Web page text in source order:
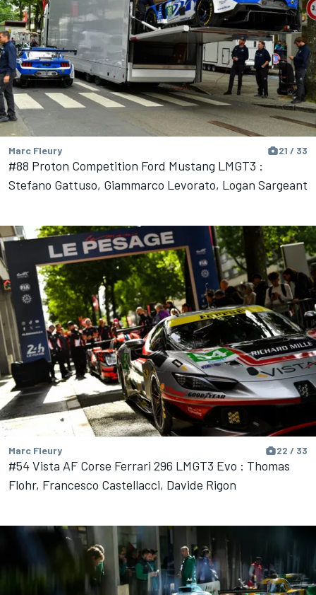
Marc Fleury 21 / 33
#88 Proton Competition Ford Mustang LMGT3 :
Stefano Gattuso, Giammarco Levorato, Logan Sargeant
Marc Fleury 22 / 33
#54 Vista AF Corse Ferrari 296 LMGT3 Evo : Thomas
Flohr, Francesco Castellacci, Davide Rigon